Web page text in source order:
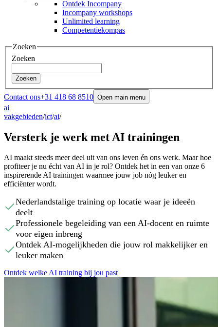
Ontdek Incompany
Incompany workshops
Unlimited learning
Competentiekompas
Zoeken
Zoeken
Zoeken
Contact ons+31 418 68 8510 Open main menu
ai
vakgebieden/ict/ai/
Versterk je werk met AI trainingen
AI maakt steeds meer deel uit van ons leven én ons werk. Maar hoe
profiteer je nu écht van AI in je rol? Ontdek het in een van onze 6
inspirerende AI trainingen waarmee jouw job nóg leuker en
efficiënter wordt.
Nederlandstalige training op locatie waar je ideeën
deelt
Professionele begeleiding van een AI-docent en ruimte
voor eigen inbreng
Ontdek AI-mogelijkheden die jouw rol makkelijker en
leuker maken
Ontdek welke AI training bij jou past